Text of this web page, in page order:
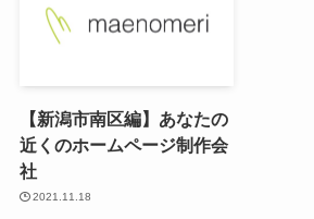
【新潟市南区編】あなたの
近くのホームページ制作会
社
2021.11.18